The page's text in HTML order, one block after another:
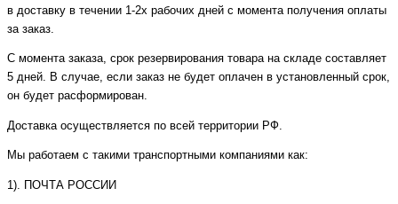
в доставку в течении 1-2х рабочих дней с момента получения оплаты
за заказ.
С момента заказа, срок резервирования товара на складе составляет
5 дней. В случае, если заказ не будет оплачен в установленный срок,
он будет расформирован.
Доставка осуществляется по всей территории РФ.
Мы работаем с такими транспортными компаниями как:
1). ПОЧТА РОССИИ